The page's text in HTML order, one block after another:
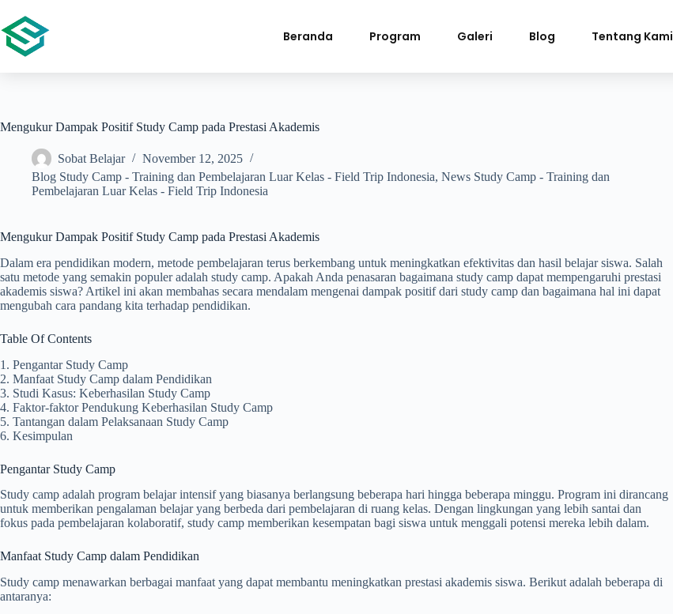
Beranda Program Galeri Blog Tentang Kami
Mengukur Dampak Positif Study Camp pada Prestasi Akademis
Sobat Belajar
November 12, 2025
Blog Study Camp - Training dan Pembelajaran Luar Kelas - Field Trip Indonesia, News Study Camp - Training dan
Pembelajaran Luar Kelas - Field Trip Indonesia
Mengukur Dampak Positif Study Camp pada Prestasi Akademis
Dalam era pendidikan modern, metode pembelajaran terus berkembang untuk meningkatkan efektivitas dan hasil belajar siswa. Salah
satu metode yang semakin populer adalah study camp. Apakah Anda penasaran bagaimana study camp dapat mempengaruhi prestasi
akademis siswa? Artikel ini akan membahas secara mendalam mengenai dampak positif dari study camp dan bagaimana hal ini dapat
mengubah cara pandang kita terhadap pendidikan.
Table Of Contents
1. Pengantar Study Camp
2. Manfaat Study Camp dalam Pendidikan
3. Studi Kasus: Keberhasilan Study Camp
4. Faktor-faktor Pendukung Keberhasilan Study Camp
5. Tantangan dalam Pelaksanaan Study Camp
6. Kesimpulan
Pengantar Study Camp
Study camp adalah program belajar intensif yang biasanya berlangsung beberapa hari hingga beberapa minggu. Program ini dirancang
untuk memberikan pengalaman belajar yang berbeda dari pembelajaran di ruang kelas. Dengan lingkungan yang lebih santai dan
fokus pada pembelajaran kolaboratif, study camp memberikan kesempatan bagi siswa untuk menggali potensi mereka lebih dalam.
Manfaat Study Camp dalam Pendidikan
Study camp menawarkan berbagai manfaat yang dapat membantu meningkatkan prestasi akademis siswa. Berikut adalah beberapa di
antaranya: